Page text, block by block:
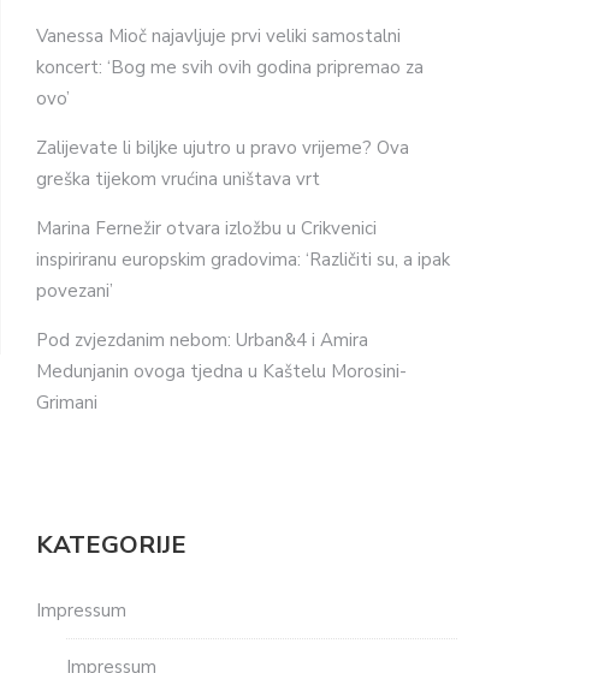
Vanessa Mioč najavljuje prvi veliki samostalni
koncert: ‘Bog me svih ovih godina pripremao za
ovo’
Zalijevate li biljke ujutro u pravo vrijeme? Ova
greška tijekom vrućina uništava vrt
Marina Fernežir otvara izložbu u Crikvenici
inspiriranu europskim gradovima: ‘Različiti su, a ipak
povezani’
Pod zvjezdanim nebom: Urban&4 i Amira
Medunjanin ovoga tjedna u Kaštelu Morosini-
Grimani
KATEGORIJE
Impressum
Impressum